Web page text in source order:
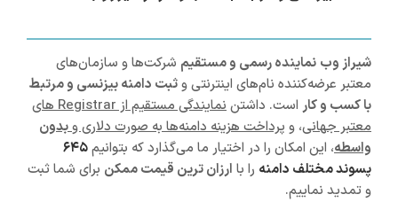
شیرازوب نماینده رسمی و مستقیم شرکت‌ها و سازمان‌های
معتبر عرضه‌کننده نام‌های اینترنتی وثبت دامنه بیزنسی و مرتبط
با کسب و کار است. داشتن
نمایندگی مستقیم از Registrar های
معتبر جهانی، و پرداخت هزینه دامنه‌ها به صورت دلاری وبدون
واسطه، این امکان را در اختیار ما می‌گذارد که بتوانیم۶۴۵
پسوند مختلف دامنه را با ارزان ترین قیمت ممکن برای شما ثبت
و تمدید نماییم.